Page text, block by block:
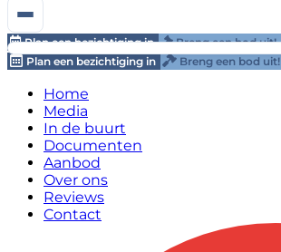
Plan een bezichtiging in Breng een bod uit!
Plan een bezichtiging in
Breng een bod uit!
Home
Media
In de buurt
Documenten
Aanbod
Over ons
Reviews
Contact